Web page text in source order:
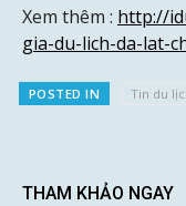
Xem thêm : http://
gia-du-lich-da-lat-
POSTED IN Tin du
THAM KHẢO NGAY